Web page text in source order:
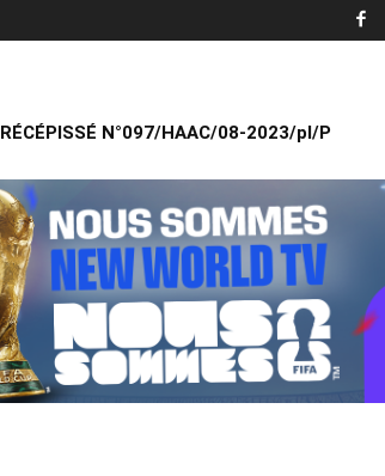
RÉCÉPISSÉ N°097/HAAC/08-2023/pl/P